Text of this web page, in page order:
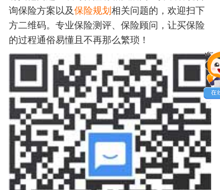
询保险方案以及保险规划相关问题的，欢迎扫下
方二维码。专业保险测评、保险顾问，让买保险
的过程通俗易懂且不再那么繁琐！